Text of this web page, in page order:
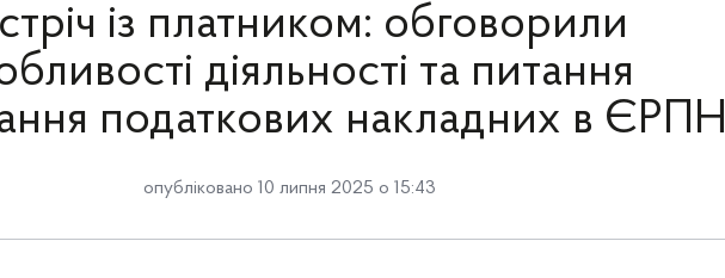
із платником: обговорили
діяльності та питання
податкових накладних в ЄРПН
опубліковано 10 липня 2025 о 15:43